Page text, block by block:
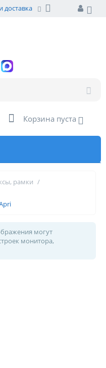
доставка
Корзина пуста
рамки /
могут
монитора,